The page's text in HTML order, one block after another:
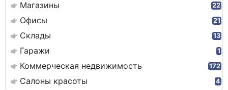
Магазины 22
Офисы 21
Склады 13
Гаражи 1
Коммерческая недвижимость 172
Салоны красоты 4